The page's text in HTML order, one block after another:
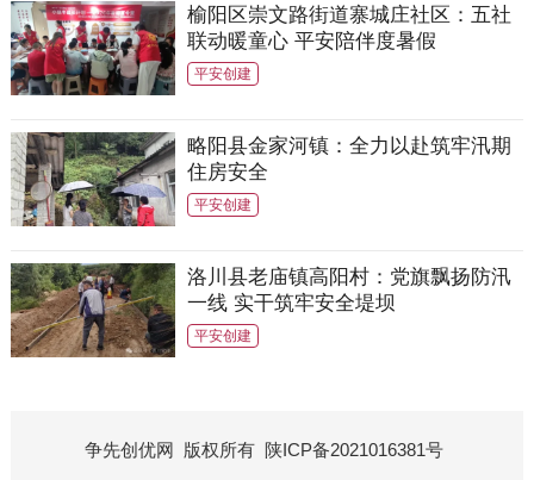
榆阳区崇文路街道寨城庄社区：五社
联动暖童心 平安陪伴度暑假
平安创建
略阳县金家河镇：全力以赴筑牢汛期
住房安全
平安创建
洛川县老庙镇高阳村：党旗飘扬防汛
一线 实干筑牢安全堤坝
平安创建
争先创优网 版权所有 陕ICP备2021016381号